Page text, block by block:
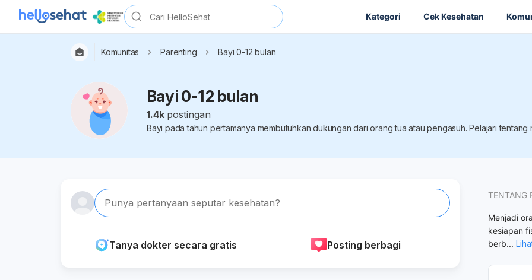
Kategori Cek Kesehatan
Komunitas Parenting Bayi 0-12 bulan
Bayi 0-12 bulan
1.4k postingan
Bayi pada tahun pertamanya membutuhkan dukungan dari orang tua atau pengasuh. Pelajari tentang
Punya pertanyaan seputar kesehatan?
Tanya dokter secara gratis Posting berbagi
TENTANG
Menjadi
kesiapan
berb...